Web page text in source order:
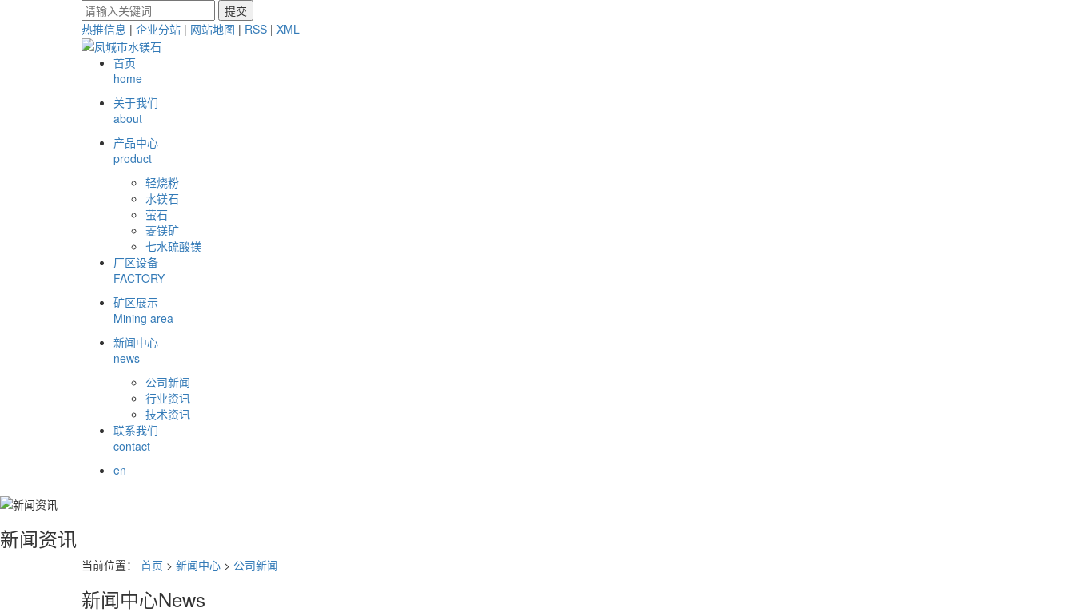
热推信息 | 企业分站 | 网站地图 | RSS | XML
首页
home
关于我们
about
产品中心
product
轻烧粉
水镁石
萤石
菱镁矿
七水硫酸镁
厂区设备
FACTORY
矿区展示
Mining area
新闻中心
news
公司新闻
行业资讯
技术资讯
联系我们
contact
en
新闻资讯
当前位置： 首页 > 新闻中心 > 公司新闻
新闻中心News